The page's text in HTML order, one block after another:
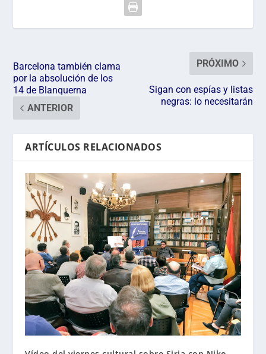
Barcelona también clama
por la absolución de los
14 de Blanquerna
ANTERIOR
PRÓXIMO
Sigan con espías y listas
negras: lo necesitarán
ARTÍCULOS RELACIONADOS